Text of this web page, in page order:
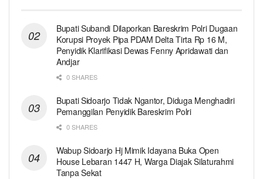
Bupati Subandi Dilaporkan Bareskrim Polri Dugaan
Korupsi Proyek Pipa PDAM Delta Tirta Rp 16 M,
Penyidik Klarifikasi Dewas Fenny Apridawati dan
Andjar
0 SHARES
Bupati Sidoarjo Tidak Ngantor, Diduga Menghadiri
Pemanggilan Penyidik Bareskrim Polri
0 SHARES
Wabup Sidoarjo Hj Mimik Idayana Buka Open
House Lebaran 1447 H, Warga Diajak Silaturahmi
Tanpa Sekat